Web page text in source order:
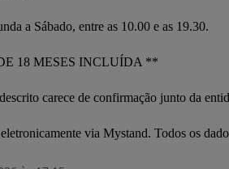
a Sábado, entre as 10.00 e as 19.30.
18 MESES INCLUÍDA **
carece de confirmação junto da
via Mystand. Todos os